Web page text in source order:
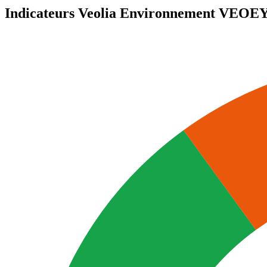
Indicateurs Veolia Environnement